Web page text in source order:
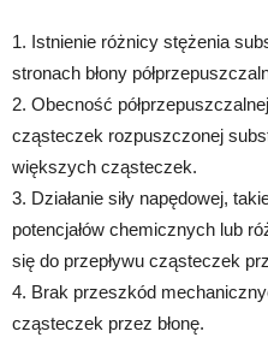
1. Istnienie różnicy stężenia
stronach błony
2. Obecność
cząsteczek rozpuszczonej
większych cząsteczek.
3. Działanie siły napędowej,
potencjałów chemicznych lub
się do przepływu cząsteczek
4. Brak przeszkód
cząsteczek przez błonę.